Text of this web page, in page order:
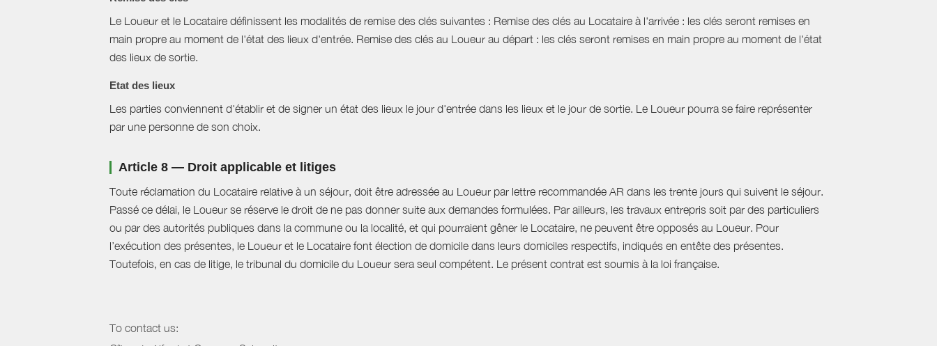
Le Loueur et le Locataire définissent les modalités de remise des clés suivantes : Remise des clés au Locataire à l'arrivée : les clés seront remises en
main propre au moment de l'état des lieux d'entrée. Remise des clés au Loueur au départ : les clés seront remises en main propre au moment de l'état
des lieux de sortie.
Etat des lieux
Les parties conviennent d'établir et de signer un état des lieux le jour d'entrée dans les lieux et le jour de sortie. Le Loueur pourra se faire représenter
par une personne de son choix.
Article 8 — Droit applicable et litiges
Toute réclamation du Locataire relative à un séjour, doit être adressée au Loueur par lettre recommandée AR dans les trente jours qui suivent le séjour.
Passé ce délai, le Loueur se réserve le droit de ne pas donner suite aux demandes formulées. Par ailleurs, les travaux entrepris soit par des particuliers
ou par des autorités publiques dans la commune ou la localité, et qui pourraient gêner le Locataire, ne peuvent être opposés au Loueur. Pour
l’exécution des présentes, le Loueur et le Locataire font élection de domicile dans leurs domiciles respectifs, indiqués en entête des présentes.
Toutefois, en cas de litige, le tribunal du domicile du Loueur sera seul compétent. Le présent contrat est soumis à la loi française.
To contact us: